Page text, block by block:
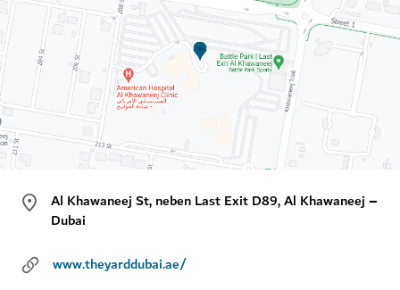
Al Khawaneej St, neben Last Exit D89, Al Khawaneej –
Dubai
www.theyarddubai.ae/